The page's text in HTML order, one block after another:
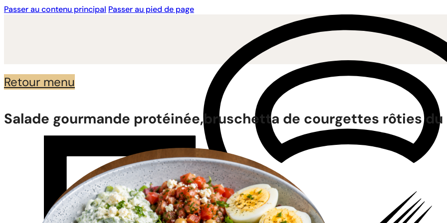
Passer au contenu principal Passer au pied de page
Retour menu
Salade gourmande protéinée,bruschetta de courgettes rôties du